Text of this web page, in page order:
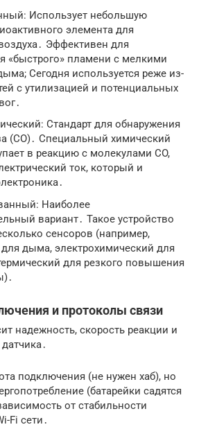
Использует небольшую
элемента для
Эффективен для
«быстрого» пламени с мелкими
Сегодня используется реже из-
с утилизацией и потенциальных
Стандарт для обнаружения
(CO)․ Специальный химический
в реакцию с молекулами CO,
ток, который и
Наиболее
вариант․ Такое устройство
сенсоров (например,
дыма, электрохимический для
для резкого повышения
и протоколы связи
надежность, скорость реакции и
подключения (не нужен хаб), но
(батарейки садятся
от стабильности
Fi сети․